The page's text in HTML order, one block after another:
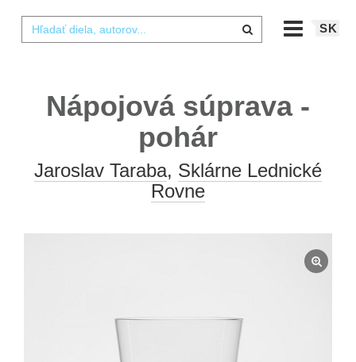
SK
Nápojová súprava -
pohár
Jaroslav Taraba, Sklárne Lednické
Rovne